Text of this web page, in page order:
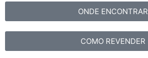
ONDE ENCONTRAR
COMO REVENDER